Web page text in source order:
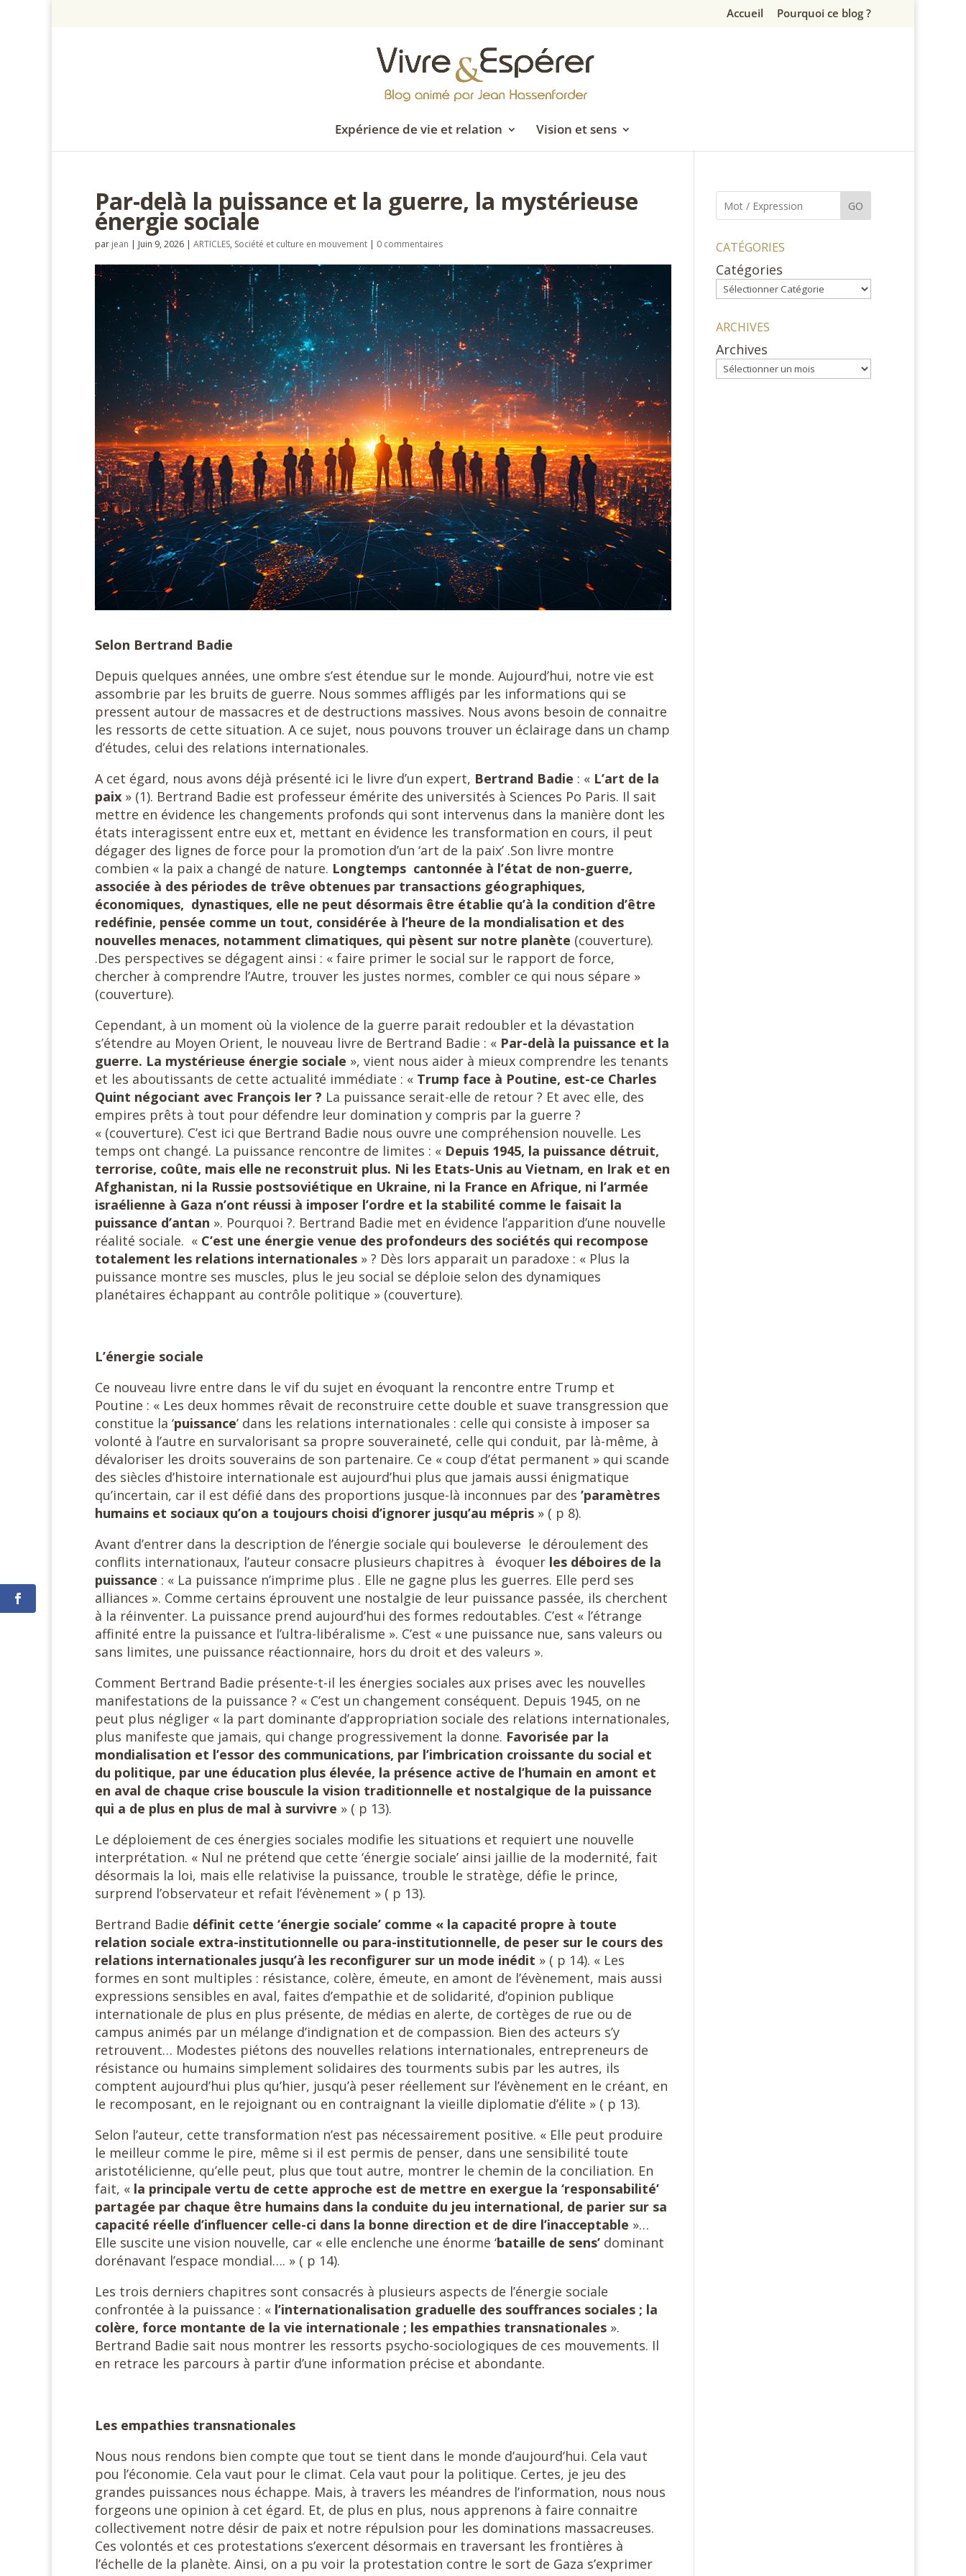
Accueil Pourquoi ce blog ?
Expérience de vie et relation Vision et sens
Par-delà la puissance et la guerre, la mystérieuse
énergie sociale
par jean | Juin 9, 2026 | ARTICLES, Société et culture en mouvement | 0 commentaires
Selon Bertrand Badie
Depuis quelques années, une ombre s’est étendue sur le monde. Aujourd’hui, notre vie est
assombrie par les bruits de guerre. Nous sommes affligés par les informations qui se
pressent autour de massacres et de destructions massives. Nous avons besoin de connaitre
les ressorts de cette situation. A ce sujet, nous pouvons trouver un éclairage dans un champ
d’études, celui des relations internationales.
A cet égard, nous avons déjà présenté ici le livre d’un expert, Bertrand Badie : « L’art de la
paix » (1). Bertrand Badie est professeur émérite des universités à Sciences Po Paris. Il sait
mettre en évidence les changements profonds qui sont intervenus dans la manière dont les
états interagissent entre eux et, mettant en évidence les transformation en cours, il peut
dégager des lignes de force pour la promotion d’un ‘art de la paix’ .Son livre montre
combien « la paix a changé de nature. Longtemps cantonnée à l’état de non-guerre,
associée à des périodes de trêve obtenues par transactions géographiques,
économiques, dynastiques, elle ne peut désormais être établie qu’à la condition d’être
redéfinie, pensée comme un tout, considérée à l’heure de la mondialisation et des
nouvelles menaces, notamment climatiques, qui pèsent sur notre planète (couverture).
.Des perspectives se dégagent ainsi : « faire primer le social sur le rapport de force,
chercher à comprendre l’Autre, trouver les justes normes, combler ce qui nous sépare »
(couverture).
Cependant, à un moment où la violence de la guerre parait redoubler et la dévastation
s’étendre au Moyen Orient, le nouveau livre de Bertrand Badie : « Par-delà la puissance et la
guerre. La mystérieuse énergie sociale », vient nous aider à mieux comprendre les tenants
et les aboutissants de cette actualité immédiate : « Trump face à Poutine, est-ce Charles
Quint négociant avec François Ier ? La puissance serait-elle de retour ? Et avec elle, des
empires prêts à tout pour défendre leur domination y compris par la guerre ?
« (couverture). C’est ici que Bertrand Badie nous ouvre une compréhension nouvelle. Les
temps ont changé. La puissance rencontre de limites : « Depuis 1945, la puissance détruit,
terrorise, coûte, mais elle ne reconstruit plus. Ni les Etats-Unis au Vietnam, en Irak et en
Afghanistan, ni la Russie postsoviétique en Ukraine, ni la France en Afrique, ni l’armée
israélienne à Gaza n’ont réussi à imposer l’ordre et la stabilité comme le faisait la
puissance d’antan ». Pourquoi ?. Bertrand Badie met en évidence l’apparition d’une nouvelle
réalité sociale. « C’est une énergie venue des profondeurs des sociétés qui recompose
totalement les relations internationales » ? Dès lors apparait un paradoxe : « Plus la
puissance montre ses muscles, plus le jeu social se déploie selon des dynamiques
planétaires échappant au contrôle politique » (couverture).
L’énergie sociale
Ce nouveau livre entre dans le vif du sujet en évoquant la rencontre entre Trump et
Poutine : « Les deux hommes rêvait de reconstruire cette double et suave transgression que
constitue la ‘puissance’ dans les relations internationales : celle qui consiste à imposer sa
volonté à l’autre en survalorisant sa propre souveraineté, celle qui conduit, par là-même, à
dévaloriser les droits souverains de son partenaire. Ce « coup d’état permanent » qui scande
des siècles d’histoire internationale est aujourd’hui plus que jamais aussi énigmatique
qu’incertain, car il est défié dans des proportions jusque-là inconnues par des ’paramètres
humains et sociaux qu’on a toujours choisi d’ignorer jusqu’au mépris » ( p 8).
Avant d’entrer dans la description de l’énergie sociale qui bouleverse le déroulement des
conflits internationaux, l’auteur consacre plusieurs chapitres à évoquer les déboires de la
puissance : « La puissance n’imprime plus . Elle ne gagne plus les guerres. Elle perd ses
alliances ». Comme certains éprouvent une nostalgie de leur puissance passée, ils cherchent
à la réinventer. La puissance prend aujourd’hui des formes redoutables. C’est « l’étrange
affinité entre la puissance et l’ultra-libéralisme ». C’est « une puissance nue, sans valeurs ou
sans limites, une puissance réactionnaire, hors du droit et des valeurs ».
Comment Bertrand Badie présente-t-il les énergies sociales aux prises avec les nouvelles
manifestations de la puissance ? « C’est un changement conséquent. Depuis 1945, on ne
peut plus négliger « la part dominante d’appropriation sociale des relations internationales,
plus manifeste que jamais, qui change progressivement la donne. Favorisée par la
mondialisation et l’essor des communications, par l’imbrication croissante du social et
du politique, par une éducation plus élevée, la présence active de l’humain en amont et
en aval de chaque crise bouscule la vision traditionnelle et nostalgique de la puissance
qui a de plus en plus de mal à survivre » ( p 13).
Le déploiement de ces énergies sociales modifie les situations et requiert une nouvelle
interprétation. « Nul ne prétend que cette ‘énergie sociale’ ainsi jaillie de la modernité, fait
désormais la loi, mais elle relativise la puissance, trouble le stratège, défie le prince,
surprend l’observateur et refait l’évènement » ( p 13).
Bertrand Badie définit cette ‘énergie sociale’ comme « la capacité propre à toute
relation sociale extra-institutionnelle ou para-institutionnelle, de peser sur le cours des
relations internationales jusqu’à les reconfigurer sur un mode inédit » ( p 14). « Les
formes en sont multiples : résistance, colère, émeute, en amont de l’évènement, mais aussi
expressions sensibles en aval, faites d’empathie et de solidarité, d’opinion publique
internationale de plus en plus présente, de médias en alerte, de cortèges de rue ou de
campus animés par un mélange d’indignation et de compassion. Bien des acteurs s’y
retrouvent… Modestes piétons des nouvelles relations internationales, entrepreneurs de
résistance ou humains simplement solidaires des tourments subis par les autres, ils
comptent aujourd’hui plus qu’hier, jusqu’à peser réellement sur l’évènement en le créant, en
le recomposant, en le rejoignant ou en contraignant la vieille diplomatie d’élite » ( p 13).
Selon l’auteur, cette transformation n’est pas nécessairement positive. « Elle peut produire
le meilleur comme le pire, même si il est permis de penser, dans une sensibilité toute
aristotélicienne, qu’elle peut, plus que tout autre, montrer le chemin de la conciliation. En
fait, « la principale vertu de cette approche est de mettre en exergue la ‘responsabilité’
partagée par chaque être humains dans la conduite du jeu international, de parier sur sa
capacité réelle d’influencer celle-ci dans la bonne direction et de dire l’inacceptable »…
Elle suscite une vision nouvelle, car « elle enclenche une énorme ‘bataille de sens’ dominant
dorénavant l’espace mondial…. » ( p 14).
Les trois derniers chapitres sont consacrés à plusieurs aspects de l’énergie sociale
confrontée à la puissance : « l’internationalisation graduelle des souffrances sociales ; la
colère, force montante de la vie internationale ; les empathies transnationales ».
Bertrand Badie sait nous montrer les ressorts psycho-sociologiques de ces mouvements. Il
en retrace les parcours à partir d’une information précise et abondante.
Les empathies transnationales
Nous nous rendons bien compte que tout se tient dans le monde d’aujourd’hui. Cela vaut
pou l’économie. Cela vaut pour le climat. Cela vaut pour la politique. Certes, je jeu des
grandes puissances nous échappe. Mais, à travers les méandres de l’information, nous nous
forgeons une opinion à cet égard. Et, de plus en plus, nous apprenons à faire connaitre
collectivement notre désir de paix et notre répulsion pour les dominations massacreuses.
Ces volontés et ces protestations s’exercent désormais en traversant les frontières à
l’échelle de la planète. Ainsi, on a pu voir la protestation contre le sort de Gaza s’exprimer
GO
CATÉGORIES
Catégories
ARCHIVES
Archives